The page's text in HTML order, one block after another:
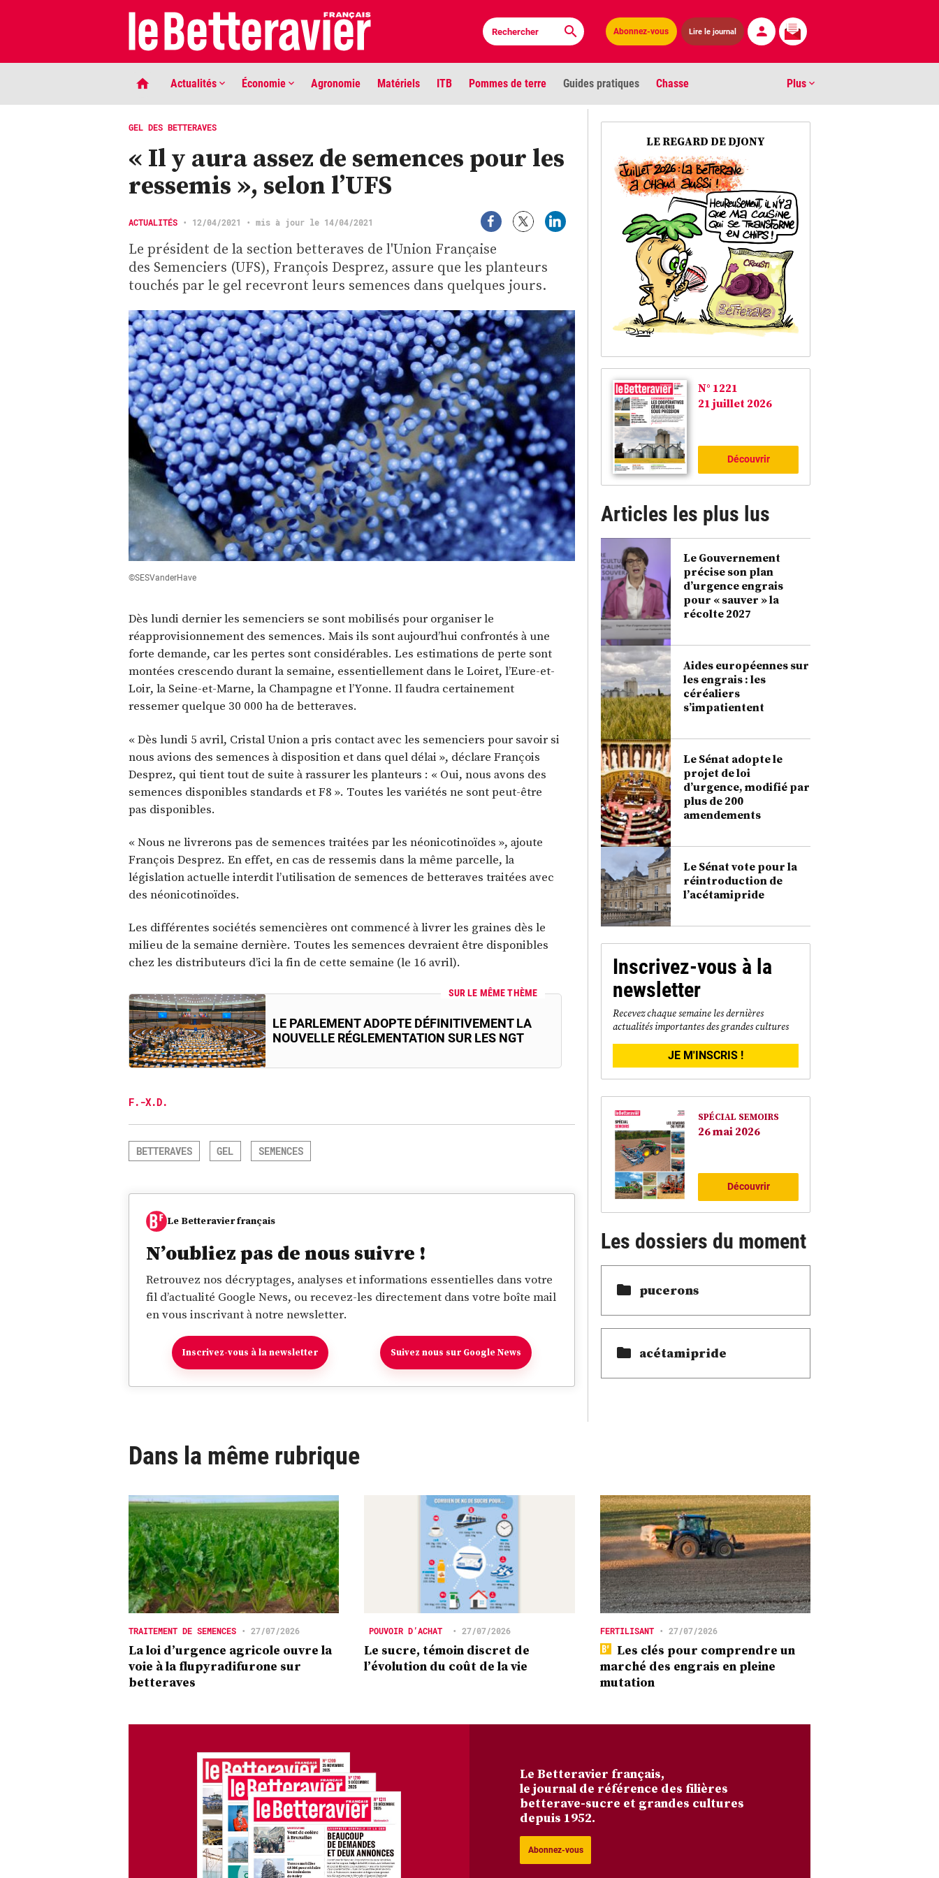
Abonnez-vous Lire le journal
Actualités Économie Agronomie Matériels ITB Pommes de terre Guides pratiques Chasse Plus
LIGNE DE MIRE
Phaco quand tu nous tiens …
LIGNE DE MIRE
Les louvetiers devant le Parlement
PLUS
Anciens numéros
Biocarburants
Environnement
Vidéos
Contact
GEL DES BETTERAVES
« Il y aura assez de semences pour les
ressemis », selon l’UFS
ACTUALITÉS • 12/04/2021 • mis à jour le 14/04/2021
Le président de la section betteraves de l'Union Française
des Semenciers (UFS), François Desprez, assure que les planteurs
touchés par le gel recevront leurs semences dans quelques jours.
©SESVanderHave
Dès lundi dernier les semenciers se sont mobilisés pour organiser le
réapprovisionnement des semences. Mais ils sont aujourd’hui confrontés à une
forte demande, car les pertes sont considérables. Les estimations de perte sont
montées crescendo durant la semaine, essentiellement dans le Loiret, l’Eure-et-
Loir, la Seine-et-Marne, la Champagne et l’Yonne. Il faudra certainement
ressemer quelque 30 000 ha de betteraves.
« Dès lundi 5 avril, Cristal Union a pris contact avec les semenciers pour savoir si
nous avions des semences à disposition et dans quel délai », déclare François
Desprez, qui tient tout de suite à rassurer les planteurs : « Oui, nous avons des
semences disponibles standards et F8 ». Toutes les variétés ne sont peut-être
pas disponibles.
« Nous ne livrerons pas de semences traitées par les néonicotinoïdes », ajoute
François Desprez. En effet, en cas de ressemis dans la même parcelle, la
législation actuelle interdit l’utilisation de semences de betteraves traitées avec
des néonicotinoïdes.
Les différentes sociétés semencières ont commencé à livrer les graines dès le
milieu de la semaine dernière. Toutes les semences devraient être disponibles
chez les distributeurs d’ici la fin de cette semaine (le 16 avril).
SUR LE MÊME THÈME
LE PARLEMENT ADOPTE DÉFINITIVEMENT LA
NOUVELLE RÉGLEMENTATION SUR LES NGT
F.-X.D.
BETTERAVES GEL SEMENCES
Le Betteravier français
N’oubliez pas de nous suivre !
Retrouvez nos décryptages, analyses et informations essentielles dans votre
fil d’actualité Google News, ou recevez-les directement dans votre boîte mail
en vous inscrivant à notre newsletter.
Inscrivez-vous à la newsletter Suivez nous sur Google News
LE REGARD DE DJONY
N° 1221
21 juillet 2026
Découvrir
Articles les plus lus
Le Gouvernement
précise son plan
d’urgence engrais
pour « sauver » la
récolte 2027
Aides européennes sur
les engrais : les
céréaliers
s’impatientent
Le Sénat adopte le
projet de loi
d’urgence, modifié par
plus de 200
amendements
Le Sénat vote pour la
réintroduction de
l’acétamipride
Inscrivez-vous à la
newsletter
Recevez chaque semaine les dernières
actualités importantes des grandes cultures
JE M'INSCRIS !
SPÉCIAL SEMOIRS
26 mai 2026
Découvrir
Les dossiers du moment
pucerons
acétamipride
Dans la même rubrique
TRAITEMENT DE SEMENCES • 27/07/2026
La loi d’urgence agricole ouvre la
voie à la flupyradifurone sur
betteraves
POUVOIR D’ACHAT • 27/07/2026
Le sucre, témoin discret de
l’évolution du coût de la vie
FERTILISANT • 27/07/2026
Les clés pour comprendre un
marché des engrais en pleine
mutation
Le Betteravier français,
le journal de référence des filières
betterave-sucre et grandes cultures
depuis 1952.
Abonnez-vous